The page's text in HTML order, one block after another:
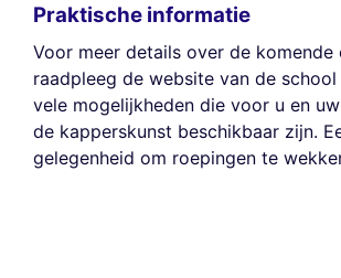
Praktische informatie
Voor meer details over de komende
raadpleeg de website van de
vele mogelijkheden die voor u en
de kapperskunst beschikbaar zijn.
gelegenheid om roepingen te